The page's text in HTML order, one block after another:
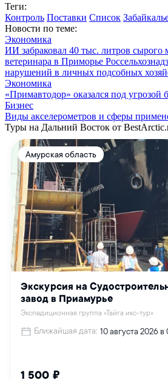
Теги:
Контроль Поставки Список
Новости по теме:
Экономика
ИИ забраковал 40 тыс. литров сырого
ветеринара в Приморье
нарушений в личных подсобных
Экономика
«Примавтодор» оказался под угрозой
Бизнес
Виды акселерометров и сферы
Туры на Дальний Восток от